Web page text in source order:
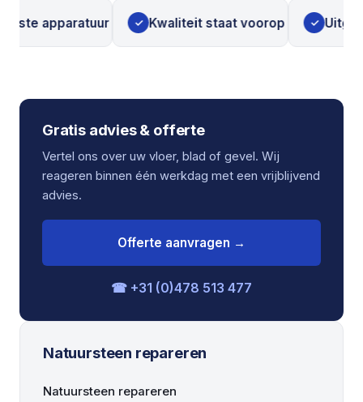
apparatuur Kwaliteit staat voorop
Gratis advies & offerte
Vertel ons over uw vloer, blad of gevel. Wij
reageren binnen één werkdag met een vrijblijvend
advies.
Offerte aanvragen →
☎ +31 (0)478 513 477
Natuursteen repareren
Natuursteen repareren